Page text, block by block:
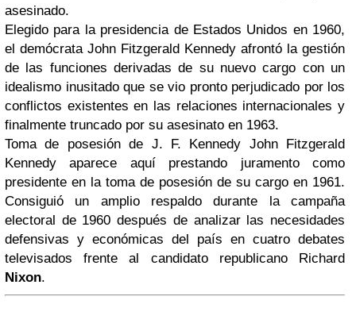
asesinado.
Elegido para la presidencia de Estados Unidos en 1960,
el demócrata John Fitzgerald Kennedy afrontó la gestión
de las funciones derivadas de su nuevo cargo con un
idealismo inusitado que se vio pronto perjudicado por los
conflictos existentes en las relaciones internacionales y
finalmente truncado por su asesinato en 1963.
Toma de posesión de J. F. Kennedy John Fitzgerald
Kennedy aparece aquí prestando juramento como
presidente en la toma de posesión de su cargo en 1961.
Consiguió un amplio respaldo durante la campaña
electoral de 1960 después de analizar las necesidades
defensivas y económicas del país en cuatro debates
televisados frente al candidato republicano Richard
Nixon.